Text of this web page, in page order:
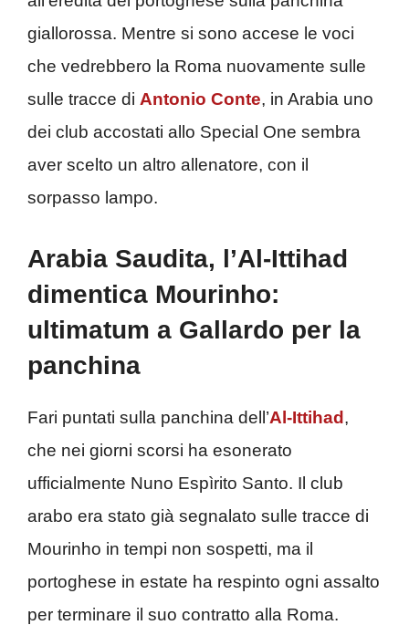
giallorossa. Mentre si sono accese le voci
che vedrebbero la Roma nuovamente sulle
sulle tracce di Antonio Conte, in Arabia uno
dei club accostati allo Special One sembra
aver scelto un altro allenatore, con il
sorpasso lampo.
Arabia Saudita, l’Al-Ittihad
dimentica Mourinho:
ultimatum a Gallardo per la
panchina
Fari puntati sulla panchina dell’Al-Ittihad,
che nei giorni scorsi ha esonerato
ufficialmente Nuno Espìrito Santo. Il club
arabo era stato già segnalato sulle tracce di
Mourinho in tempi non sospetti, ma il
portoghese in estate ha respinto ogni assalto
per terminare il suo contratto alla Roma.